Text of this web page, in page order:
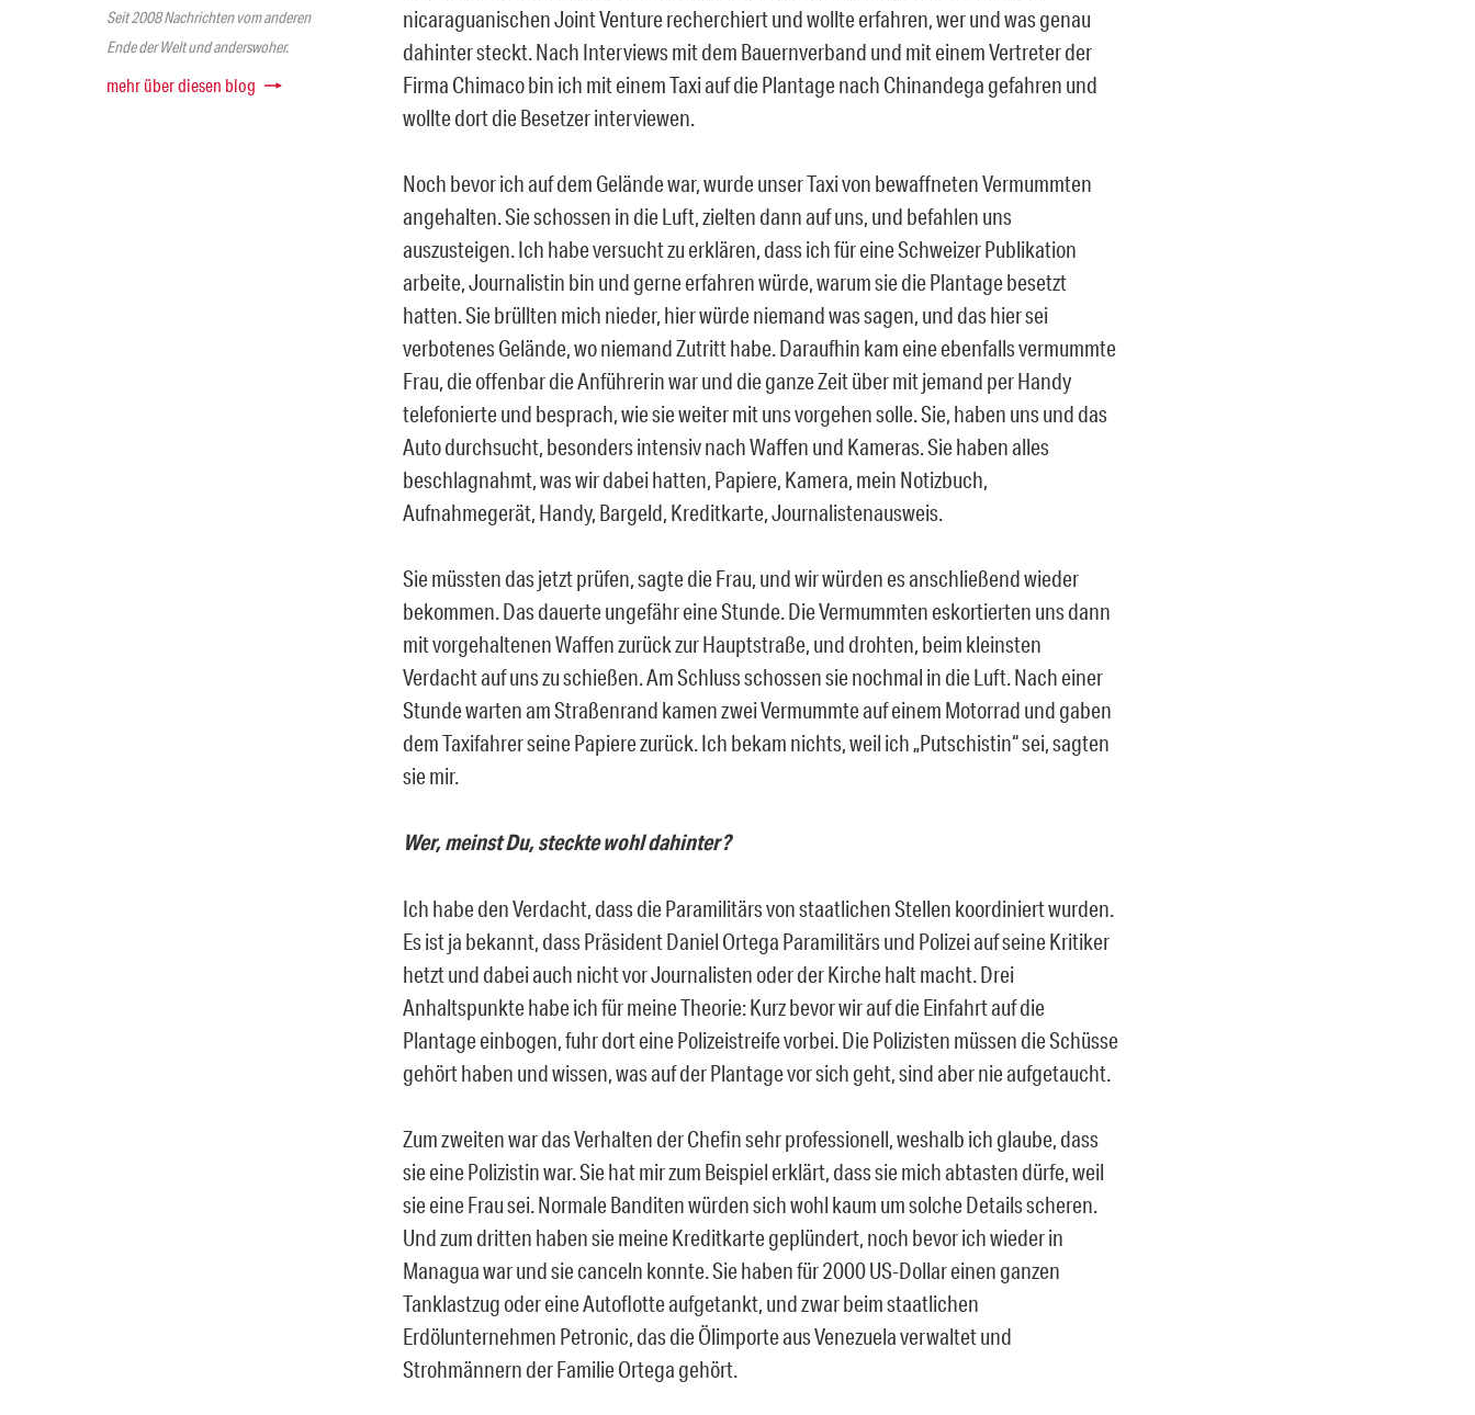
Seit 2008 Nachrichten vom anderen
Ende der Welt und anderswoher.
mehr über diesen blog
nicaraguanischen Joint Venture recherchiert und wollte erfahren, wer und was genau
dahinter steckt. Nach Interviews mit dem Bauernverband und mit einem Vertreter der
Firma Chimaco bin ich mit einem Taxi auf die Plantage nach Chinandega gefahren und
wollte dort die Besetzer interviewen.
Noch bevor ich auf dem Gelände war, wurde unser Taxi von bewaffneten Vermummten
angehalten. Sie schossen in die Luft, zielten dann auf uns, und befahlen uns
auszusteigen. Ich habe versucht zu erklären, dass ich für eine Schweizer Publikation
arbeite, Journalistin bin und gerne erfahren würde, warum sie die Plantage besetzt
hatten. Sie brüllten mich nieder, hier würde niemand was sagen, und das hier sei
verbotenes Gelände, wo niemand Zutritt habe. Daraufhin kam eine ebenfalls vermummte
Frau, die offenbar die Anführerin war und die ganze Zeit über mit jemand per Handy
telefonierte und besprach, wie sie weiter mit uns vorgehen solle. Sie, haben uns und das
Auto durchsucht, besonders intensiv nach Waffen und Kameras. Sie haben alles
beschlagnahmt, was wir dabei hatten, Papiere, Kamera, mein Notizbuch,
Aufnahmegerät, Handy, Bargeld, Kreditkarte, Journalistenausweis.
Sie müssten das jetzt prüfen, sagte die Frau, und wir würden es anschließend wieder
bekommen. Das dauerte ungefähr eine Stunde. Die Vermummten eskortierten uns dann
mit vorgehaltenen Waffen zurück zur Hauptstraße, und drohten, beim kleinsten
Verdacht auf uns zu schießen. Am Schluss schossen sie nochmal in die Luft. Nach einer
Stunde warten am Straßenrand kamen zwei Vermummte auf einem Motorrad und gaben
dem Taxifahrer seine Papiere zurück. Ich bekam nichts, weil ich „Putschistin“ sei, sagten
sie mir.
Wer, meinst Du, steckte wohl dahinter?
Ich habe den Verdacht, dass die Paramilitärs von staatlichen Stellen koordiniert wurden.
Es ist ja bekannt, dass Präsident Daniel Ortega Paramilitärs und Polizei auf seine Kritiker
hetzt und dabei auch nicht vor Journalisten oder der Kirche halt macht. Drei
Anhaltspunkte habe ich für meine Theorie: Kurz bevor wir auf die Einfahrt auf die
Plantage einbogen, fuhr dort eine Polizeistreife vorbei. Die Polizisten müssen die Schüsse
gehört haben und wissen, was auf der Plantage vor sich geht, sind aber nie aufgetaucht.
Zum zweiten war das Verhalten der Chefin sehr professionell, weshalb ich glaube, dass
sie eine Polizistin war. Sie hat mir zum Beispiel erklärt, dass sie mich abtasten dürfe, weil
sie eine Frau sei. Normale Banditen würden sich wohl kaum um solche Details scheren.
Und zum dritten haben sie meine Kreditkarte geplündert, noch bevor ich wieder in
Managua war und sie canceln konnte. Sie haben für 2000 US-Dollar einen ganzen
Tanklastzug oder eine Autoflotte aufgetankt, und zwar beim staatlichen
Erdölunternehmen Petronic, das die Ölimporte aus Venezuela verwaltet und
Strohmännern der Familie Ortega gehört.